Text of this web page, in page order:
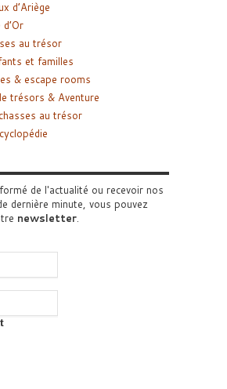
d’Ariège
au trésor
et familles
& escape rooms
trésors & Aventure
au trésor
de l'actualité ou recevoir nos
dernière minute, vous pouvez
newsletter